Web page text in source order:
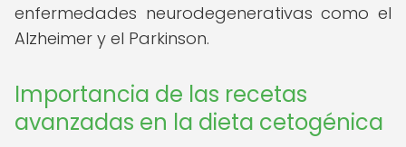
enfermedades neurodegenerativas como el
Alzheimer y el Parkinson.
Importancia de las recetas
avanzadas en la dieta cetogénica